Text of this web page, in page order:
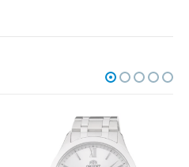
НЕТ В НАЛИЧИИ